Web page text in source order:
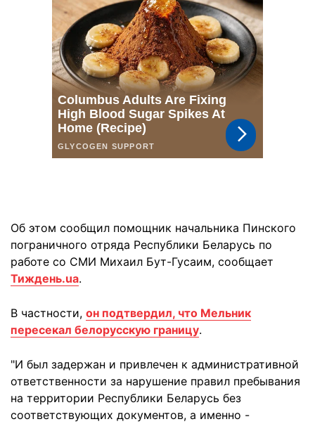
Об этом сообщил помощник начальника Пинского
пограничного отряда Республики Беларусь по
работе со СМИ Михаил Бут-Гусаим, сообщает
Тиждень.ua.
В частности, он подтвердил, что Мельник
пересекал белорусскую границу.
"И был задержан и привлечен к административной
ответственности за нарушение правил пребывания
на территории Республики Беларусь без
соответствующих документов, а именно -